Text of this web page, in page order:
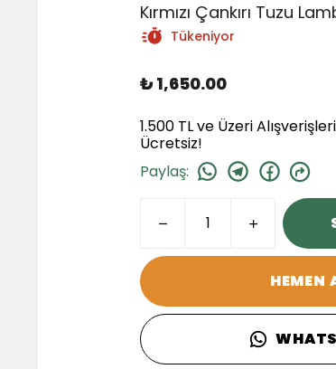
Kırmızı Çankırı Tuzu
Tükeniyor
₺ 1,650.00
1.500 TL ve Üzeri
Ücretsiz!
Paylaş:
HEMEN